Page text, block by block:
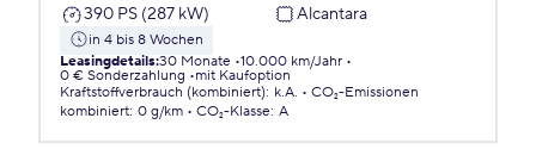
390 PS (287 kW)
Alcantara
in 4 bis 8 Wochen
Leasingdetails:30 Monate 10.000 km/Jahr
0 € Sonderzahlung
mit Kaufoption
Kraftstoffverbrauch (kombiniert): k.A.
CO₂-Emissionen
kombiniert: 0 g/km CO₂-Klasse: A